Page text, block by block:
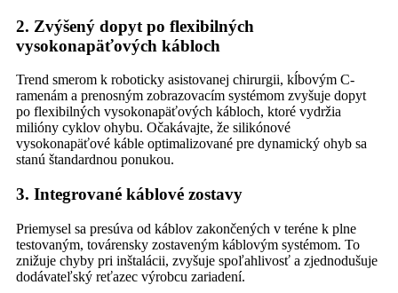
2. Zvýšený dopyt po flexibilných
vysokonapäťových kábloch
Trend smerom k roboticky asistovanej chirurgii, kĺbovým C-
ramenám a prenosným zobrazovacím systémom zvyšuje dopyt
po flexibilných vysokonapäťových kábloch, ktoré vydržia
milióny cyklov ohybu. Očakávajte, že silikónové
vysokonapäťové káble optimalizované pre dynamický ohyb sa
stanú štandardnou ponukou.
3. Integrované káblové zostavy
Priemysel sa presúva od káblov zakončených v teréne k plne
testovaným, továrensky zostaveným káblovým systémom. To
znižuje chyby pri inštalácii, zvyšuje spoľahlivosť a zjednodušuje
dodávateľský reťazec výrobcu zariadení.